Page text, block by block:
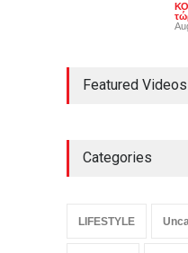
Featured Videos
Categories
LIFESTYLE